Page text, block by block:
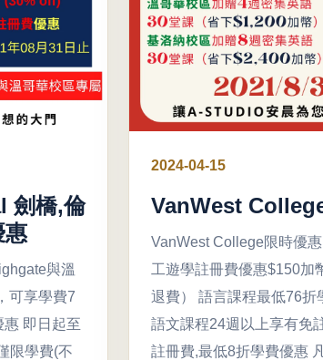
劍橋,倫
惠
與溫
可享學費7
即日起至
限學費(不
2024-04-15
VanWest
VanWest College限時優
工遊學註冊費優惠$150加
退費） 語言課程最低76折
語文課程24週以上享有免
註冊費,最低8折學費優惠